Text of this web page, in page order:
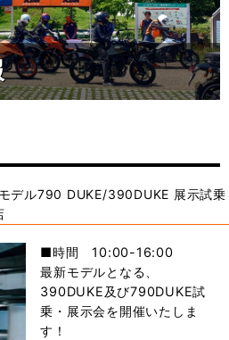
ル790 DUKE/390DUKE 展示試乗
■時間 10:00-16:00
最新モデルとなる、
390DUKE及び790DUKE試
乗・展示会を開催いたしま
す！